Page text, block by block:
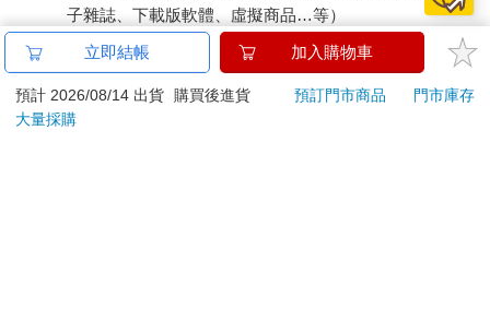
周遭靜謐的沉寂偶染一絲生機，純然的平靜祥和，彷彿凝結了空
間裡的所有生息。
綏芬河，是一座邊境移民城市，也是連結俄羅斯遠東地區重要的
窗口橋梁。市區裡，每天兩班發往遠東第一大城海參崴的國際列
車，與去往各地跨國專線的國際巴士，兩國人民密集交流就從一
子雜誌、下載版軟體、虛擬商品…等）
已拆封之個人衛生用品。（如：內衣褲、刮鬍刀、除毛
若非上列種類商品，均享有到貨7天的猶豫期（含例假
日）。
立即結帳 加入購物車
預計 2026/08/14 出貨 購買後進貨 預訂門市商品
門市庫存
大量採購